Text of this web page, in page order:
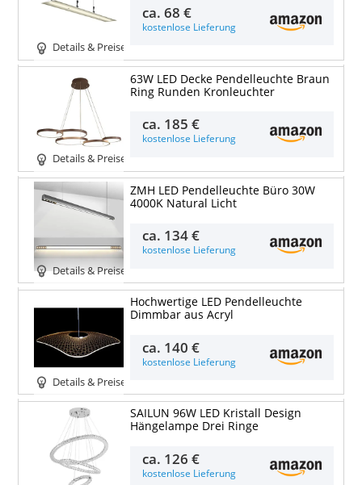
Details & Preise
ca.68 €
kostenlose Lieferung
Details & Preise
63W LED Decke Pendelleuchte Braun
Ring Runden Kronleuchter
ca. 185 €
kostenlose Lieferung
Details & Preise
ZMH LED Pendelleuchte Büro 30W
4000K Natural Licht
ca. 134 €
kostenlose Lieferung
Details & Preise
Hochwertige LED Pendelleuchte
Dimmbar aus Acryl
ca. 140 €
kostenlose Lieferung
SAILUN 96W LED Kristall Design
Hängelampe Drei Ringe
ca. 126 €
kostenlose Lieferung